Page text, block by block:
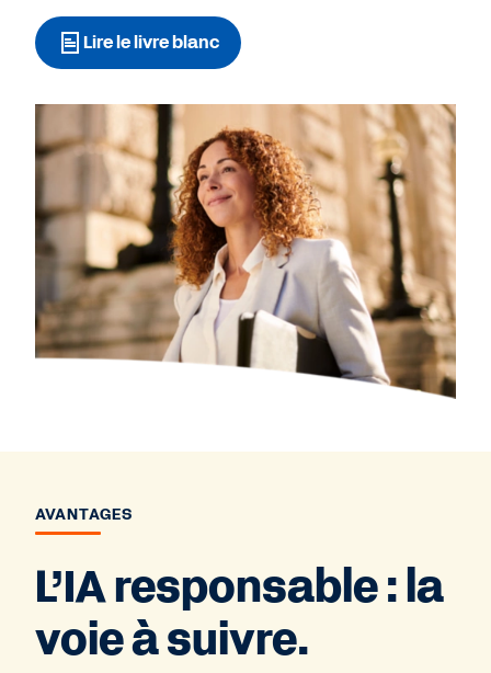
Lire le livre blanc
AVANTAGES
L’IA responsable : la
voie à suivre.